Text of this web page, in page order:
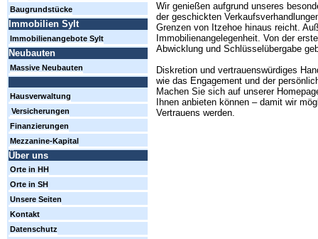
Wir genießen aufgrund unseres
der geschickten
Grenzen von Itzehoe hinaus reicht.
Immobilienangelegenheit. Von der
Abwicklung und Schlüsselübergabe
Diskretion und vertrauenswürdiges
wie das Engagement und der
Machen Sie sich auf unserer
Ihnen anbieten können – damit wir
Vertrauens werden.
Baugrundstücke
Immobilien Sylt
Immobilienangebote Sylt
Neubauten
Massive Neubauten
Hausverwaltung
Versicherungen
Finanzierungen
Mezzanine-Kapital
Über uns
Orte in HH
Orte in SH
Unsere Seiten
Kontakt
Datenschutz